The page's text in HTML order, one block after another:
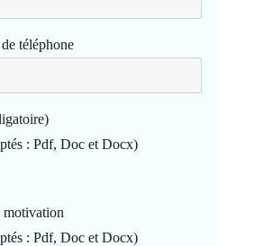
téléphone
: Pdf, Doc et Docx)
motivation
: Pdf, Doc et Docx)